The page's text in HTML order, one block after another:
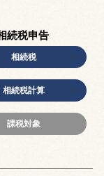
続税申告
相続税
相続税計算
課税対象